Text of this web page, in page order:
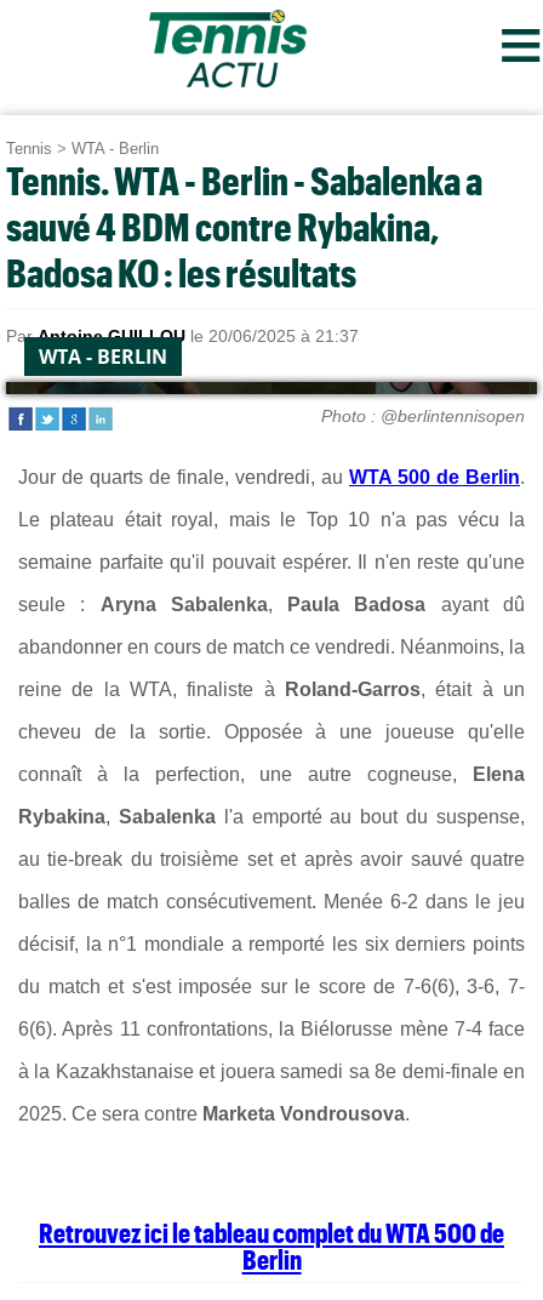
≡
Tennis > WTA - Berlin
Tennis. WTA - Berlin - Sabalenka a
sauvé 4 BDM contre Rybakina,
Badosa KO : les résultats
ParAntoine GUILLOU le 20/06/2025 à 21:37
WTA - BERLIN
Photo : @berlintennisopen
Jour de quarts de finale, vendredi, au WTA 500 de Berlin.
Le plateau était royal, mais le Top 10 n'a pas vécu la
semaine parfaite qu'il pouvait espérer. Il n'en reste qu'une
seule : Aryna Sabalenka, Paula Badosa ayant dû
abandonner en cours de match ce vendredi. Néanmoins, la
reine de la WTA, finaliste à Roland-Garros, était à un
cheveu de la sortie. Opposée à une joueuse qu'elle
connaît à la perfection, une autre cogneuse, Elena
Rybakina, Sabalenka l'a emporté au bout du suspense,
au tie-break du troisième set et après avoir sauvé quatre
balles de match consécutivement. Menée 6-2 dans le jeu
décisif, la n°1 mondiale a remporté les six derniers points
du match et s'est imposée sur le score de 7-6(6), 3-6, 7-
6(6). Après 11 confrontations, la Biélorusse mène 7-4 face
à la Kazakhstanaise et jouera samedi sa 8e demi-finale en
2025. Ce sera contre Marketa Vondrousova.
Retrouvez ici le tableau complet du WTA 500 de
Berlin